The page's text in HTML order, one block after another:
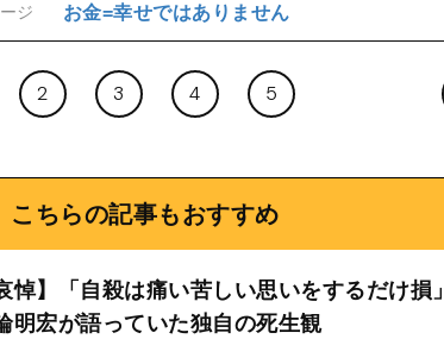
ジ お金=幸せではありません
2 3 4 5
こちらの記事もおすすめ
悼】「自殺は痛い苦しい思いをするだけ損」
明宏が語っていた独自の死生観